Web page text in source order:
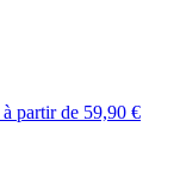
à partir de 59,90 €